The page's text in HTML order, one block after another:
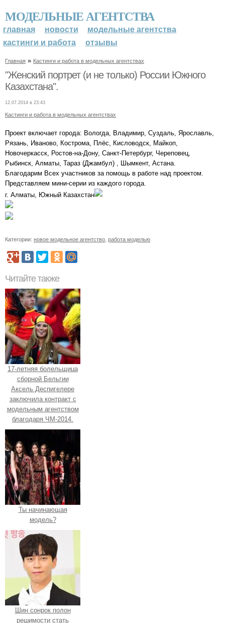
МОДЕЛЬНЫЕ АГЕНТСТВА
главная новости
модельные агентства
кастинги и работа
отзывы
Главная » Кастинги и работа в модельных агентствах
"Женский портрет (и не только) России Южного
Казахстана".
12.07.2014 в 23:43
Кастинги и работа в модельных агентствах
Проект включает города: Вологда, Владимир, Суздаль, Ярославль,
Рязань, Иваново, Кострома, Плёс, Кисловодск, Майкоп,
Новочеркасск, Ростов-на-Дону, Санкт-Петербург, Череповец,
Рыбинск, Алматы, Тараз (Джамбул) , Шымкент, Астана.
Благодарим Всех участников за помощь в работе над проектом.
Представляем мини-серии из каждого города.
г. Алматы, Южный Казахстан
Категории: новое модельное агентство работа моделью
Читайте также
17-летняя болельщица
сборной Бельгии
Аксель Деспигелере
заключила контракт с
модельным агентством
благодаря ЧМ-2014.
Ты начинающая
модель?
Шин сонрок полон
решимости стать